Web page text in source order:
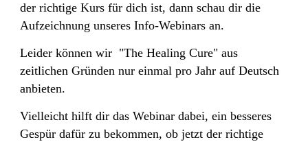
der richtige Kurs für dich ist, dann schau dir die
Aufzeichnung unseres Info-Webinars an.
Leider können wir "The Healing Cure" aus
zeitlichen Gründen nur einmal pro Jahr auf Deutsch
anbieten.
Vielleicht hilft dir das Webinar dabei, ein besseres
Gespür dafür zu bekommen, ob jetzt der richtige